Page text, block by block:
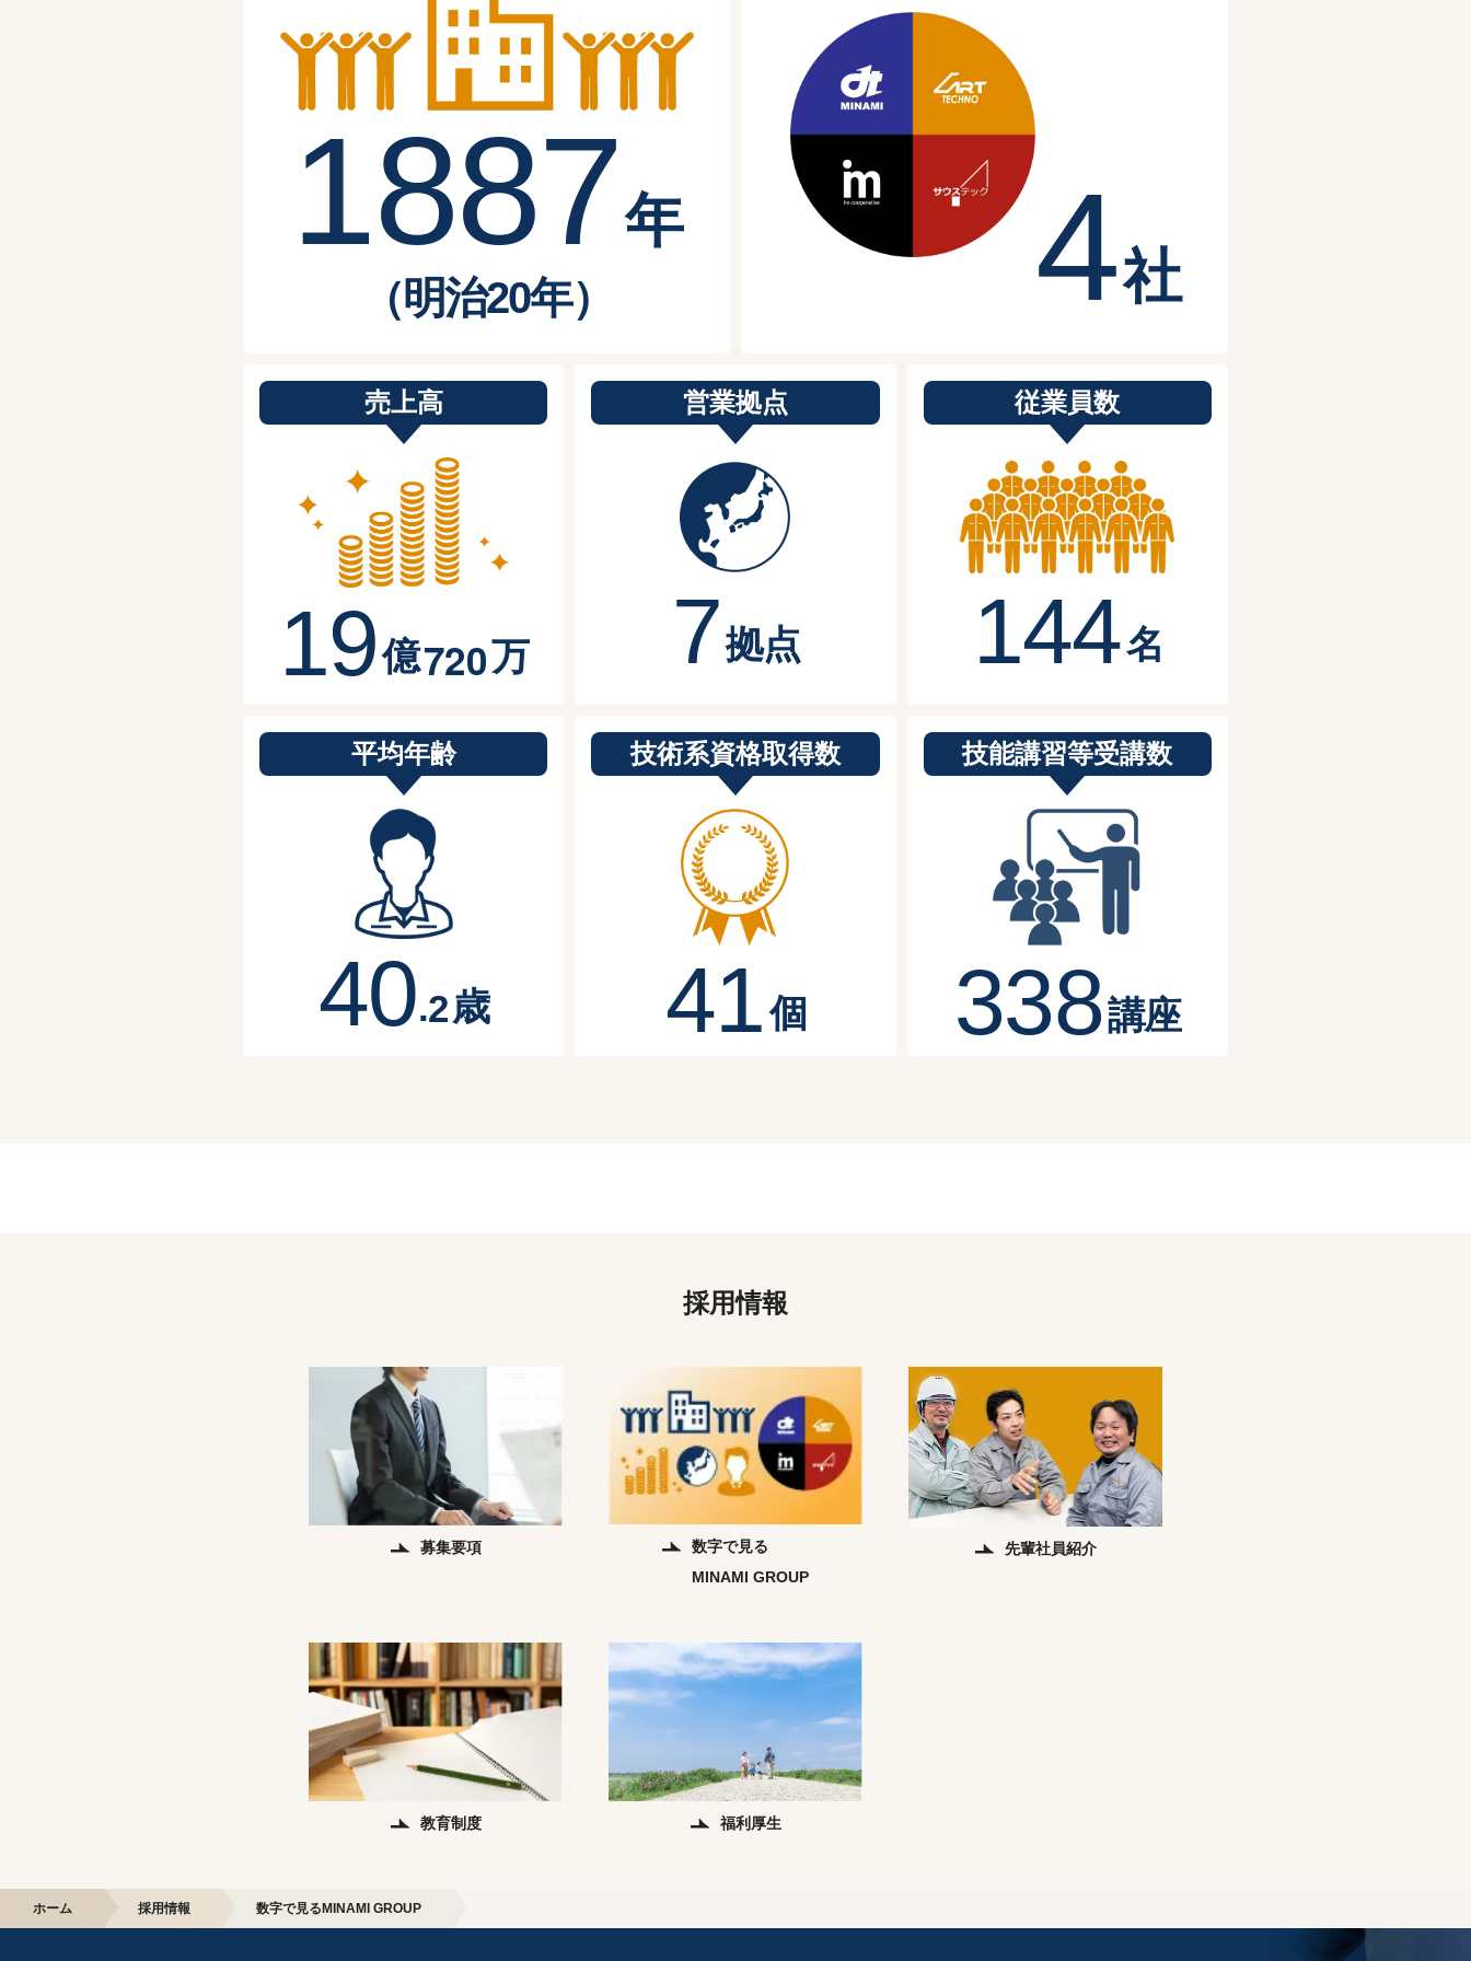
1887年
（明治20年） 4社
売上高
19億720万
営業拠点
7拠点
従業員数
144名
平均年齢
40.2 歳
技術系資格取得数
41個
技能講習等受講数
338講座
採用情報
募集要項
数字で見る
MINAMI GROUP
先輩社員紹介
教育制度 福利厚生
ホーム 採用情報 数字で見るMINAMI GROUP